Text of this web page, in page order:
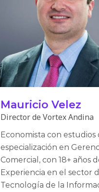
Mauricio Velez
Director de Vortex Andina
Economista con estudios
especialización en
Comercial, con 18+ años
Experiencia en el sector
Tecnología de la